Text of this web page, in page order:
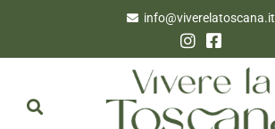
info@viverelatoscana.it